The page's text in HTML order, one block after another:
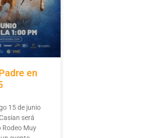
en
15 de junio
será
Rodeo Muy